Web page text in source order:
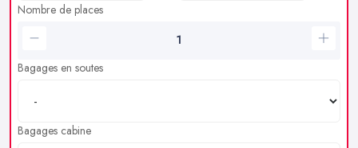
Nombre de places
Bagages en soutes
Bagages cabine